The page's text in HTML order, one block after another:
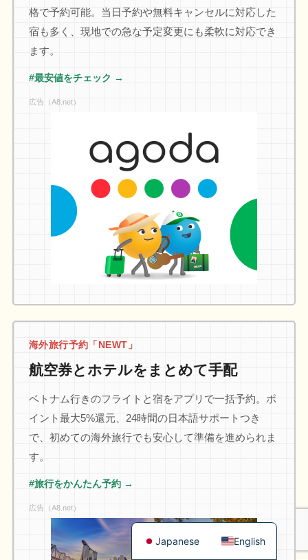
格で予約可能。当日予約や無料キャンセルに対応した
宿も多く、現地での急な予定変更にも柔軟に対応でき
ます。
#最安値をチェック →
広告（A8.net）
海外旅行予約「NEWT」
航空券とホテルをまとめて手配
ベトナム行きのフライトと宿をアプリで一括予約。ポ
イント最大5%還元、24時間の日本語サポートつき
で、初めての海外旅行でも安心して準備を進められま
す。
#旅行をかんたん予約 →
広告（A8.net）
Japanese English